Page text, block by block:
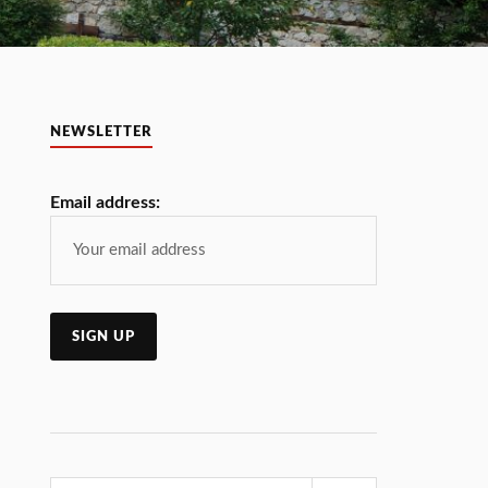
NEWSLETTER
Email address: